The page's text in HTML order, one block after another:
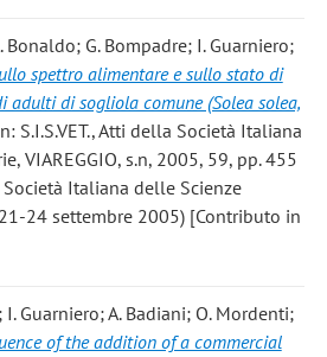
Bonaldo; G. Bompadre; I. Guarniero;
spettro alimentare e sullo stato di
adulti di sogliola comune (Solea solea,
S.I.S.VET., Atti della Società Italiana
VIAREGGIO, s.n, 2005, 59, pp. 455
Italiana delle Scienze
24 settembre 2005) [Contributo in
Guarniero; A. Badiani; O. Mordenti;
of the addition of a commercial